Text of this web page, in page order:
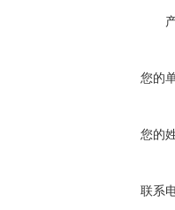
您的
您的
联系